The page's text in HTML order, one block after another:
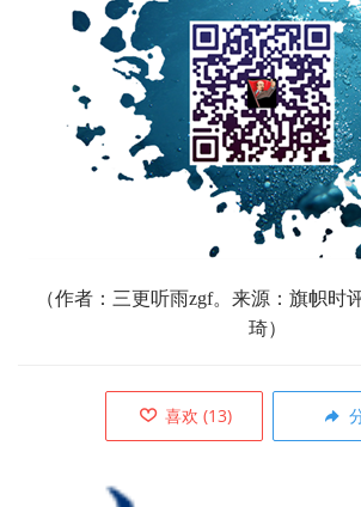
（作者：三更听雨zgf。来源：旗帜时
琦）
喜欢 (13)